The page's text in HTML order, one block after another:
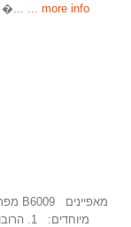
שאיבה עוצמתי וכיוונון שאיבה חכם א. שאיבה �...
... more info